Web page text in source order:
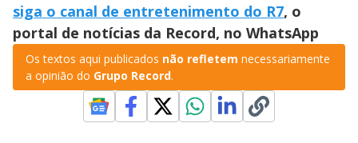
siga o canal de entretenimento do R7, o
portal de notícias da Record, no WhatsApp
Os textos aqui publicados não refletem necessariamente
a opinião do Grupo Record.